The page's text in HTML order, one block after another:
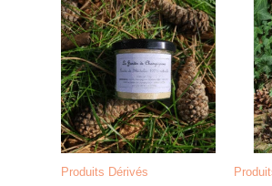
Produits Dérivés